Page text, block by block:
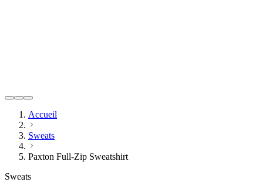
Accueil
Sweats
Paxton Full-Zip Sweatshirt
Sweats